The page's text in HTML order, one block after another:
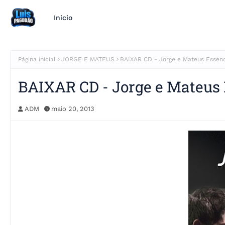
Inicio
Página inicial JORGE E MATEUS BAIXAR CD - Jorge e Mateus
BAIXAR CD - Jorge e
ADM maio 20, 2013